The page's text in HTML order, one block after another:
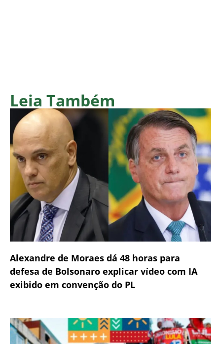
Leia Também
Alexandre de Moraes dá 48 horas para
defesa de Bolsonaro explicar vídeo com IA
exibido em convenção do PL